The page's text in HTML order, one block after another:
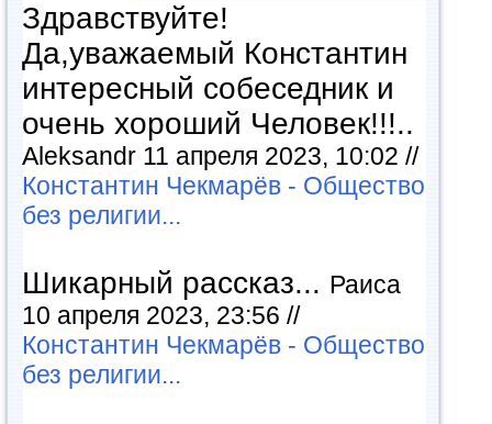
Здравствуйте!
Да,уважаемый Константин
интересный собеседник и
очень хороший Человек!!!..
Aleksandr 11 апреля 2023, 10:02 //
Константин Чекмарёв - Общество
без религии...
Шикарный рассказ... Раиса
10 апреля 2023, 23:56 //
Константин Чекмарёв - Общество
без религии...